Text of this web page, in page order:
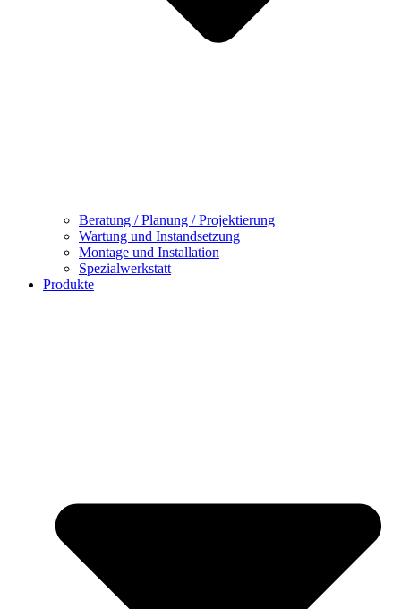
Beratung / Planung / Projektierung
Wartung und Instandsetzung
Montage und Installation
Spezialwerkstatt
Produkte